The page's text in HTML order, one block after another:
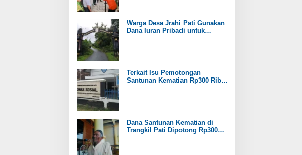
Warga Desa Jrahi Pati Gunakan
Dana Iuran Pribadi untuk
Terkait Isu Pemotongan
Santunan Kematian Rp300 Ribu,
Dana Santunan Kematian di
Trangkil Pati Dipotong Rp300